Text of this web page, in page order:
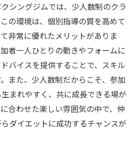
シングジムでは、少人数制のクラ
の環境は、個別指導の質を高めて
非常に優れたメリットがありま
者一人ひとりの動きやフォームに
バイスを提供することで、スキル
また、少人数制だからこそ、参加
まれやすく、共に成長できる場が
合わせた楽しい雰囲気の中で、仲
ダイエットに成功するチャンスが